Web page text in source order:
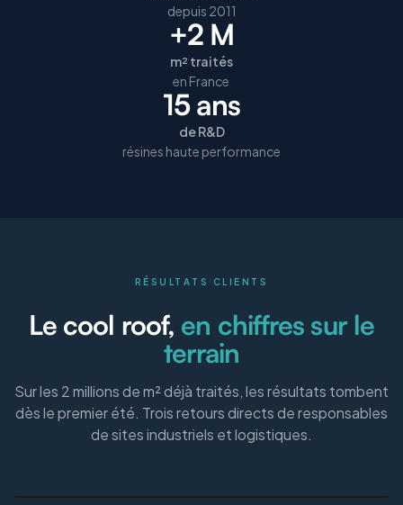
depuis 2011
+2 M
m² traités
en France
15 ans
de R&D
résines haute performance
RÉSULTATS CLIENTS
Le cool roof, en chiffres sur le
terrain
Sur les 2 millions de m² déjà traités, les résultats tombent
dès le premier été. Trois retours directs de responsables
de sites industriels et logistiques.